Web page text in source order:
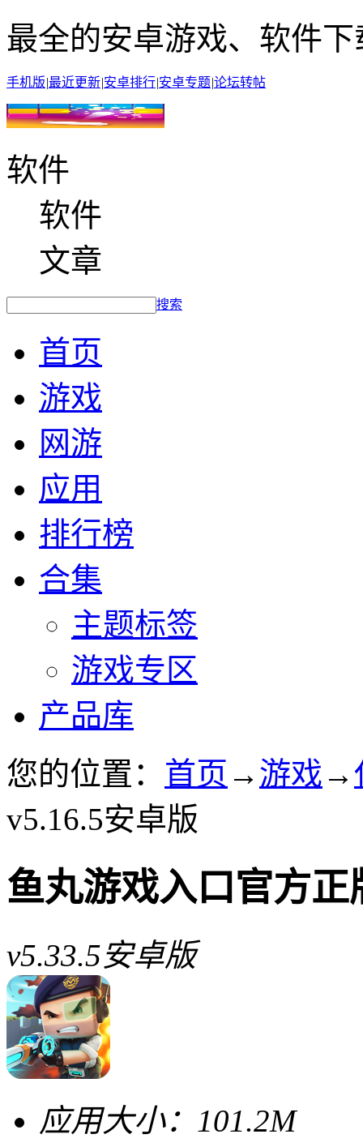
最全的安卓游戏、软件下
手机版|最近更新|安卓排行|安卓专题|论坛转帖
软件
软件
文章
搜索
首页
游戏
网游
应用
排行榜
合集
主题标签
游戏专区
产品库
您的位置： 首页 → 游戏 →
v5.16.5安卓版
鱼丸游戏入口官方正
v5.33.5安卓版
应用大小： 101.2M